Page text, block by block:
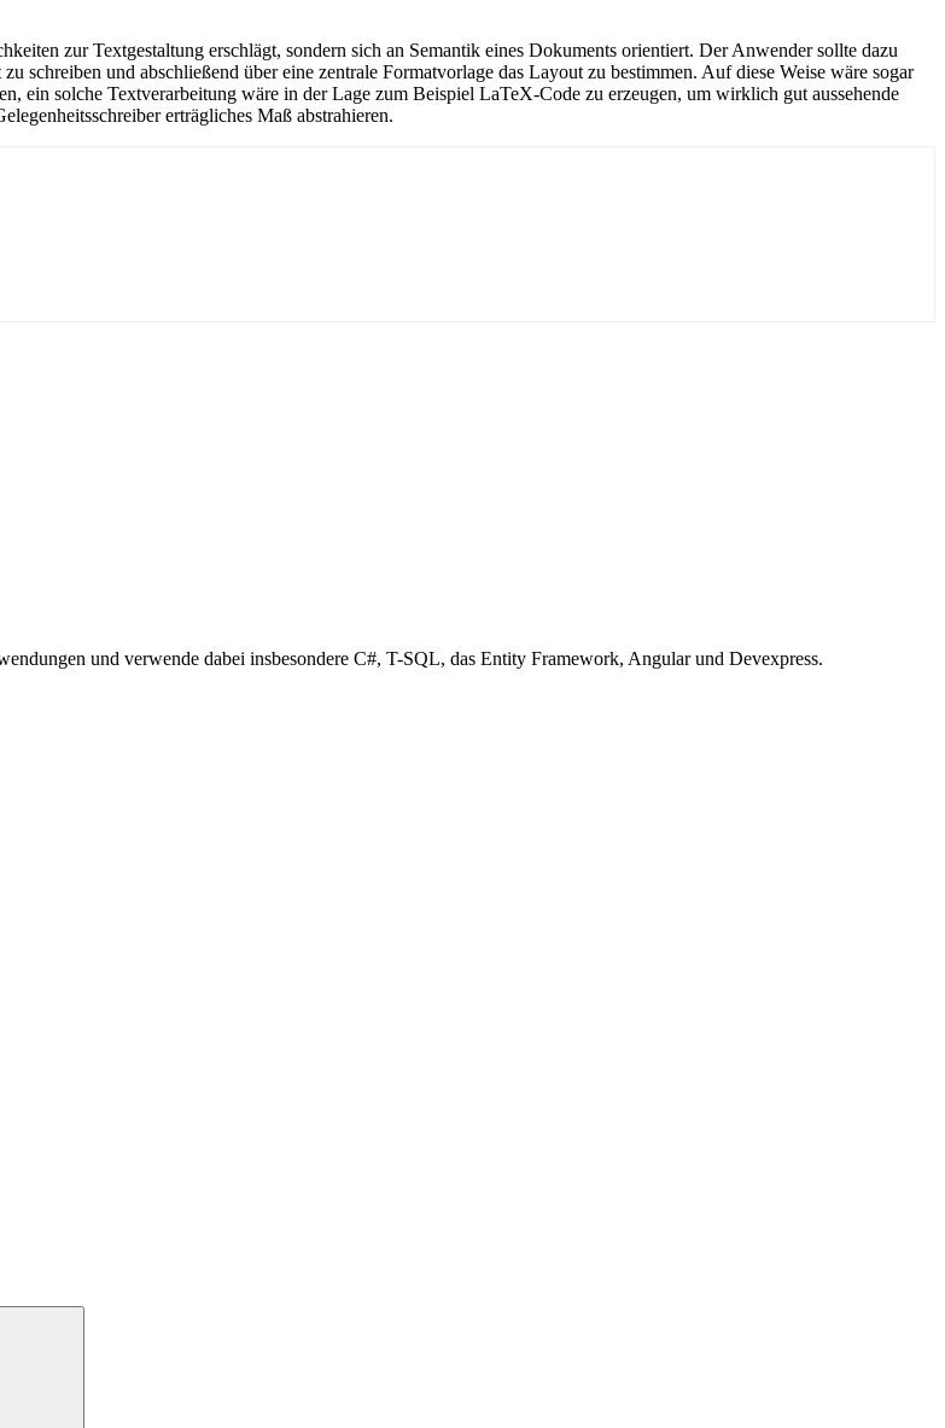
zur Textgestaltung erschlägt, sondern sich an Semantik eines Dokuments orientiert. Der Anwender sollte dazu
schreiben und abschließend über eine zentrale Formatvorlage das Layout zu bestimmen. Auf diese Weise wäre sogar
ein solche Textverarbeitung wäre in der Lage zum Beispiel LaTeX-Code zu erzeugen, um wirklich gut aussehende
erträgliches Maß abstrahieren.
und verwende dabei insbesondere C#, T-SQL, das Entity Framework, Angular und Devexpress.